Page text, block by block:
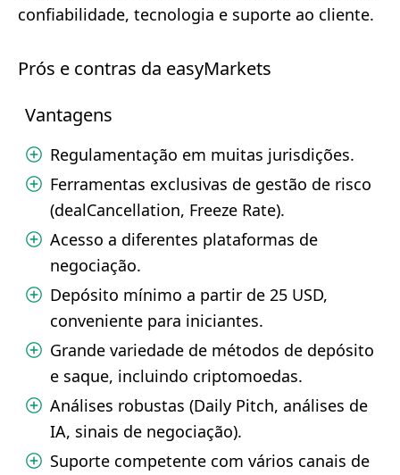
confiabilidade, tecnologia e suporte ao cliente.
Prós e contras da easyMarkets
Vantagens
Regulamentação em muitas jurisdições.
Ferramentas exclusivas de gestão de risco
(dealCancellation, Freeze Rate).
Acesso a diferentes plataformas de
negociação.
Depósito mínimo a partir de 25 USD,
conveniente para iniciantes.
Grande variedade de métodos de depósito
e saque, incluindo criptomoedas.
Análises robustas (Daily Pitch, análises de
IA, sinais de negociação).
Suporte competente com vários canais de